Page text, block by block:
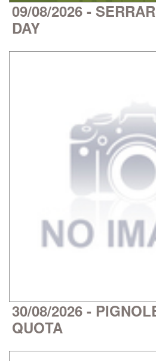
09/08/2026 -
DAY
30/08/2026 -
QUOTA